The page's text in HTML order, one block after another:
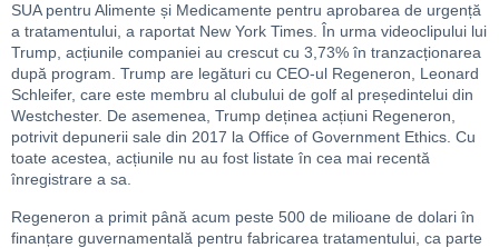
SUA pentru Alimente și Medicamente pentru aprobarea de urgență
a tratamentului, a raportat New York Times. În urma videoclipului lui
Trump, acțiunile companiei au crescut cu 3,73% în tranzacționarea
după program. Trump are legături cu CEO-ul Regeneron, Leonard
Schleifer, care este membru al clubului de golf al președintelui din
Westchester. De asemenea, Trump deținea acțiuni Regeneron,
potrivit depunerii sale din 2017 la Office of Government Ethics. Cu
toate acestea, acțiunile nu au fost listate în cea mai recentă
înregistrare a sa.
Regeneron a primit până acum peste 500 de milioane de dolari în
finanțare guvernamentală pentru fabricarea tratamentului, ca parte